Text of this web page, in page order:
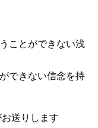
ことができない浅
できない信念を持
送りします